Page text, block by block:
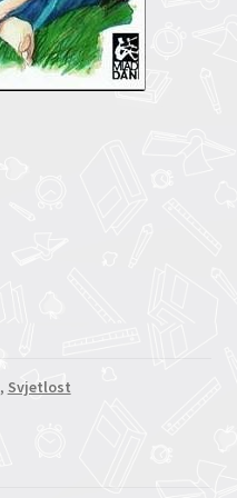
, Svjetlost